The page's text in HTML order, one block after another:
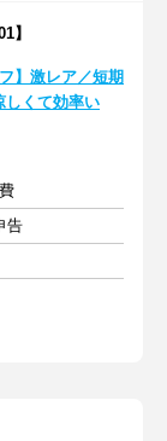
】
】激レア／短期
くて効率い
告